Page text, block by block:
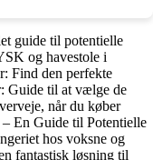
guide til potentielle
og havestole i
Find den perfekte
Guide til at vælge de
når du køber
En Guide til Potentielle
hos voksne og
fantastisk løsning til